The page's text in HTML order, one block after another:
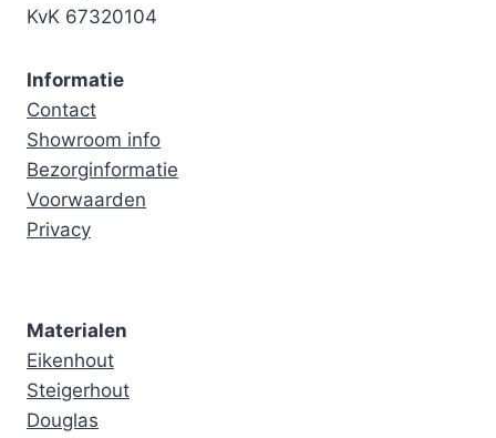
KvK 67320104
Informatie
Contact
Showroom info
Bezorginformatie
Voorwaarden
Privacy
Materialen
Eikenhout
Steigerhout
Douglas